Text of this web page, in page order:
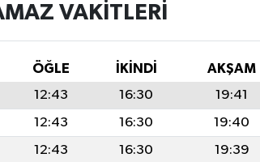
VAKITLERI
ÖĞLE İKINDI AKŞAM
12:43 16:30 19:41
12:43 16:30 19:40
12:43 16:30 19:39